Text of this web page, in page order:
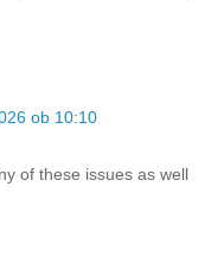
ob 10:10
of these issues as well